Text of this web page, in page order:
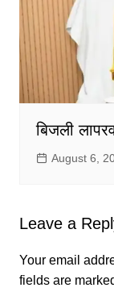
बिजली
August 6,
Leave a
Your email
fields are